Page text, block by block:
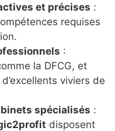
et précises :
requises
:
la DFCG, et
viviers de
spécialisés :
disposent